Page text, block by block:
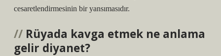
cesaretlendirmesinin bir yansımasıdır.
Rüyada kavga etmek ne anlama
gelir diyanet?